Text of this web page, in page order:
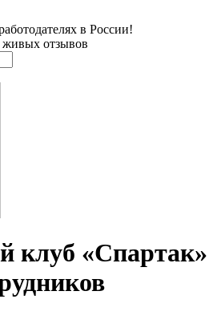
в России!
живых отзывов
клуб «Спартак»